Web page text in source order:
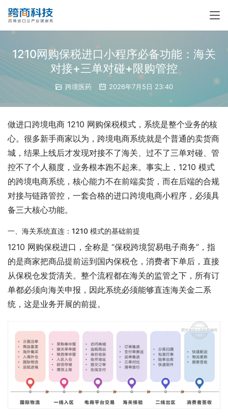
1210网购保税进口小程序必备功能：海关
对接+三单对碰+限购管控
跨境医药 2026年7月5日 23:40
做进口跨境电商 1210 网购保税模式，系统是整个业务的核
心。很多新手商家以为，跨境电商系统就是个普通的卖货商
城，结果上线后才发现对接不了海关、过不了三单对碰、管
控不了个人额度，业务根本跑不起来。事实上，1210 模式
的跨境电商系统，核心能力不在前端卖货，而在后端的合规
对接与链路管控，一套合格的进口跨境电商小程序，必须具
备三大核心功能。
一、海关系统直连：1210 模式的基础前提
1210 网购保税进口，全称是 “保税跨境贸易电子商务”，指
的是商家把商品提前运到国内保税仓，消费者下单后，直接
从保税仓发货清关。整个流程都在海关的监管之下，所有订
单都必须向海关申报，因此系统必须能够直连海关金二系
统，这是业务开展的前提。